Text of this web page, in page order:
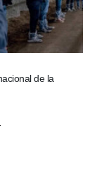
de la